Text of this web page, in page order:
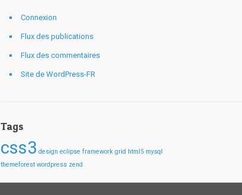
Connexion
Flux des publications
Flux des commentaires
Site de WordPress-FR
Tags
css3 design eclipse framework grid html5 mysql
themeforest wordpress zend